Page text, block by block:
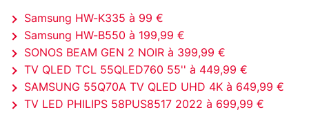
Samsung HW-K335 à 99 €
Samsung HW-B550 à 199,99 €
SONOS BEAM GEN 2 NOIR à 399,99 €
TV QLED TCL 55QLED760 55'' à 449,99 €
SAMSUNG 55Q70A TV QLED UHD 4K à 649,99 €
TV LED PHILIPS 58PUS8517 2022 à 699,99 €